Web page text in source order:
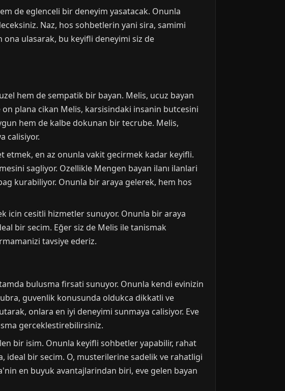
de eglenceli bir deneyim yasatacak. Onunla
Naz, hos sohbetlerin yani sira, samimi
ulasarak, bu keyifli deneyimi siz de
hem de sempatik bir bayan. Melis, ucuz bayan
plana cikan Melis, karsisindaki insanin butcesini
hem de kalbe dokunan bir tecrube. Melis,
calisiyor.
en az onunla vakit gecirmek kadar keyifli.
sagliyor. Ozellikle Mengen bayan ilanı ilanlari
kurabiliyor. Onunla bir araya gelerek, hem hos
cesitli hizmetler sunuyor. Onunla bir araya
bir secim. Eğer siz de Melis ile tanismak
tavsiye ederiz.
bulusma firsati sunuyor. Onunla kendi evinizin
guvenlik konusunda oldukca dikkatli ve
onlara en iyi deneyimi sunmaya calisiyor. Eve
gerceklestirebilirsiniz.
bir isim. Onunla keyifli sohbetler yapabilir, rahat
bir secim. O, musterilerine sadelik ve rahatligi
en buyuk avantajlarindan biri, eve gelen bayan